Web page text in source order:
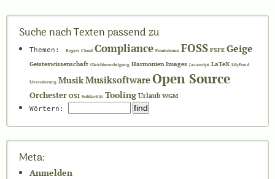
Suche nach Texten passend zu
Themen: Bogen Cloud Compliance Feminismus FOSS FSFE Geige
Geisteswissenschaft Gleichberechtigung Harmonien Images Javascript LaTeX LilyPond
Lizensierung MusikMusiksoftwareOpen Source
Orchester OSI Solidarität Tooling Urlaub WGM
Wörtern:
Meta:
Anmelden